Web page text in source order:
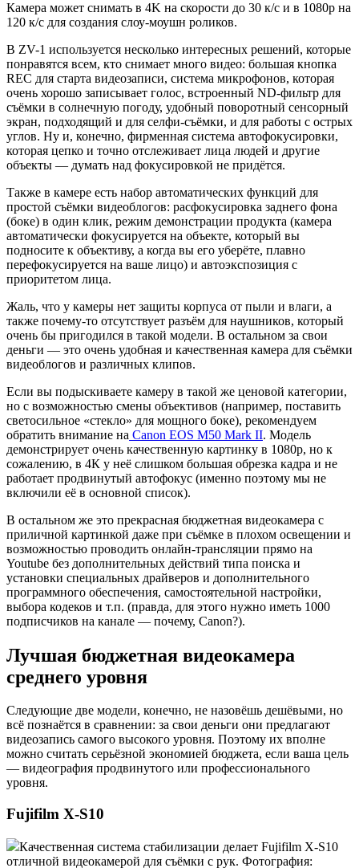
Камера может снимать в 4K на скорости до 30 к/с и в 1080p на
120 к/с для создания слоу-моушн роликов.
В ZV-1 используется несколько интересных решений, которые
понравятся всем, кто снимает много видео: большая кнопка
REC для старта видеозаписи, система микрофонов, которая
очень хорошо записывает голос, встроенный ND-фильтр для
съёмки в солнечную погоду, удобный поворотный сенсорный
экран, подходящий и для селфи-съёмки, и для работы с острых
углов. Ну и, конечно, фирменная система автофокусировки,
которая цепко и точно отслеживает лица людей и другие
объекты — думать над фокусировкой не придётся.
Также в камере есть набор автоматических функций для
простой съёмки видеоблогов: расфокусировка заднего фона
(боке) в один клик, режим демонстрации продукта (камера
автоматически фокусируется на объекте, который вы
подносите к объективу, а когда вы его уберёте, плавно
перефокусируется на ваше лицо) и автоэкспозиция с
приоритетом лица.
Жаль, что у камеры нет защиты корпуса от пыли и влаги, а
также почему-то отсутствует разъём для наушников, который
очень бы пригодился в такой модели. В остальном за свои
деньги — это очень удобная и качественная камера для съёмки
видеоблогов и различных клипов.
Если вы подыскиваете камеру в такой же ценовой категории,
но с возможностью смены объективов (например, поставить
светосильное «стекло» для мощного боке), рекомендуем
обратить внимание на Canon EOS M50 Mark II. Модель
демонстрирует очень качественную картинку в 1080p, но к
сожалению, в 4К у неё слишком большая обрезка кадра и не
работает продвинутый автофокус (именно поэтому мы не
включили её в основной список).
В остальном же это прекрасная бюджетная видеокамера с
приличной картинкой даже при съёмке в плохом освещении и
возможностью проводить онлайн-трансляции прямо на
Youtube без дополнительных действий типа поиска и
установки специальных драйверов и дополнительного
программного обеспечения, самостоятельной настройки,
выбора кодеков и т.п. (правда, для этого нужно иметь 1000
подписчиков на канале — почему, Canon?).
Лучшая бюджетная видеокамера
среднего уровня
Следующие две модели, конечно, не назовёшь дешёвыми, но
всё познаётся в сравнении: за свои деньги они предлагают
видеозапись самого высокого уровня. Поэтому их вполне
можно считать серьёзной экономией бюджета, если ваша цель
— видеография продвинутого или профессионального
уровня.
Fujifilm X-S10
Качественная система стабилизации делает Fujifilm X-S10
отличной видеокамерой для съёмки с рук. Фотография: